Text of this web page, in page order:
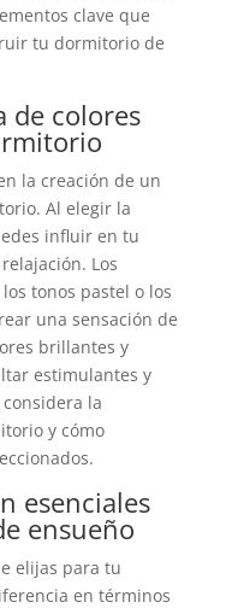
clave que
tu dormitorio de
de colores
la creación de un
Al elegir la
influir en tu
Los
tonos pastel o los
una sensación de
brillantes y
estimulantes y
la
y cómo
esenciales
ensueño
elijas para tu
en términos